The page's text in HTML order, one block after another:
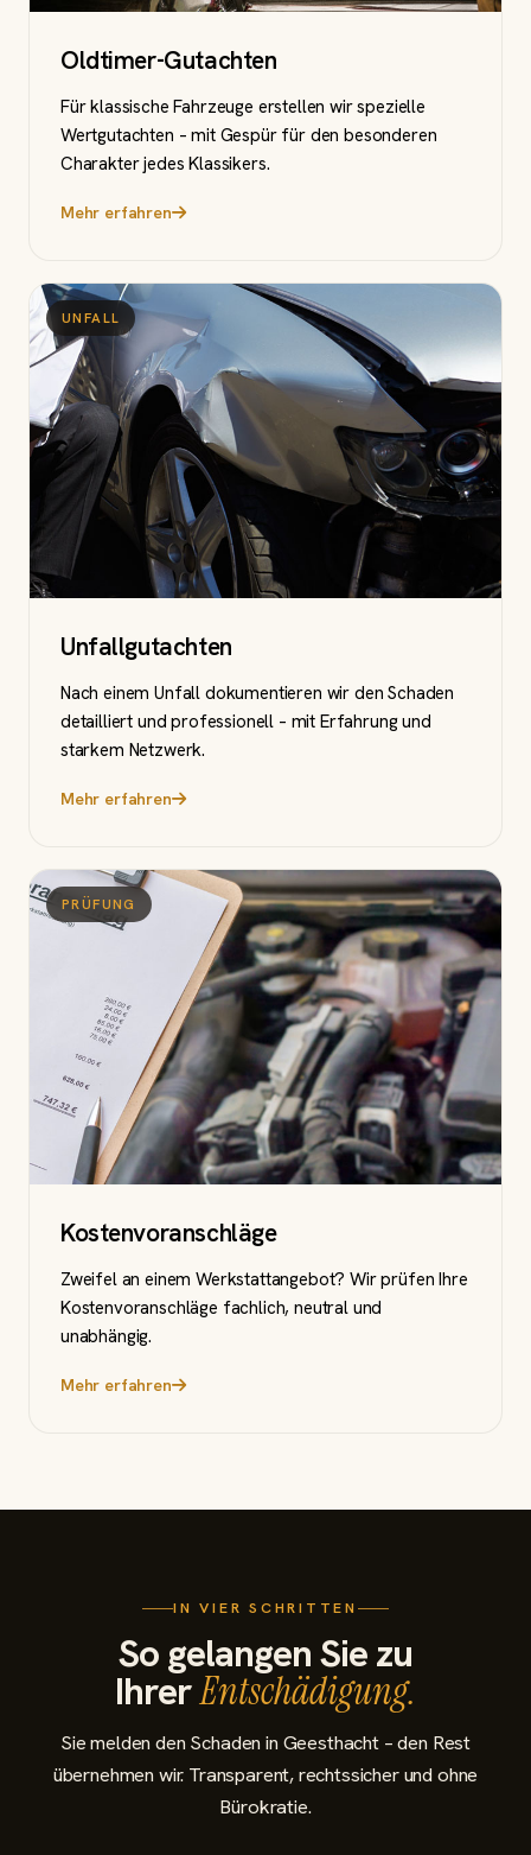
Oldtimer-Gutachten
Für klassische Fahrzeuge erstellen wir spezielle
Wertgutachten – mit Gespür für den besonderen
Charakter jedes Klassikers.
Mehr erfahren
UNFALL
Unfallgutachten
Nach einem Unfall dokumentieren wir den Schaden
detailliert und professionell – mit Erfahrung und
starkem Netzwerk.
Mehr erfahren
PRÜFUNG
Kostenvoranschläge
Zweifel an einem Werkstattangebot? Wir prüfen Ihre
Kostenvoranschläge fachlich, neutral und
unabhängig.
Mehr erfahren
IN VIER SCHRITTEN
So gelangen Sie zu
IhrerEntschädigung.
Sie melden den Schaden in Geesthacht – den Rest
übernehmen wir. Transparent, rechtssicher und ohne
Bürokratie.